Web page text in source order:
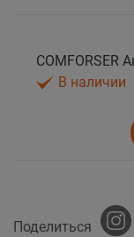
В наличии
Поделиться